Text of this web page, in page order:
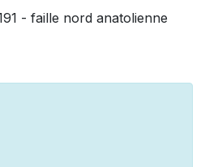
- faille nord anatolienne